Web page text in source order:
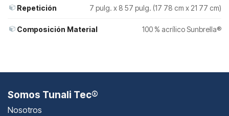
Repetición 7 pulg. x 8 57 pulg. (17 78 cm x 21 77 cm)
Composición Material 100 % acrílico Sunbrella®
Somos Tunali Tec®
Nosotros